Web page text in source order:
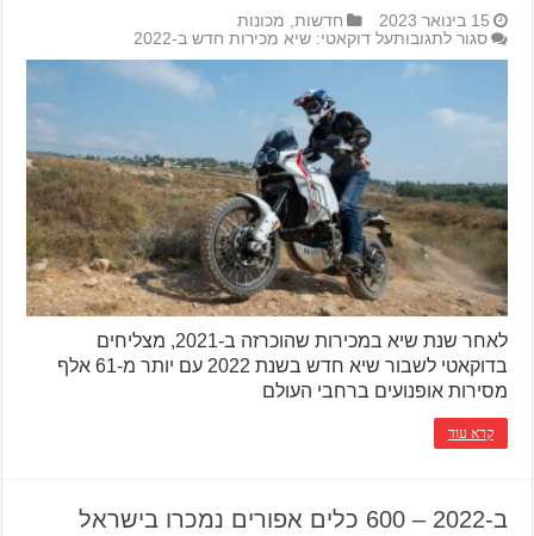
15 בינואר 2023 חדשות, מכונות
סגור לתגובותעל דוקאטי: שיא מכירות חדש ב-2022
לאחר שנת שיא במכירות שהוכרזה ב-2021, מצליחים
בדוקאטי לשבור שיא חדש בשנת 2022 עם יותר מ-61 אלף
מסירות אופנועים ברחבי העולם
קרא עוד
ב-2022 – 600 כלים אפורים נמכרו בישראל